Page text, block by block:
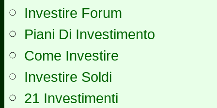
Investire Forum
Piani Di Investimento
Come Investire
Investire Soldi
21 Investimenti